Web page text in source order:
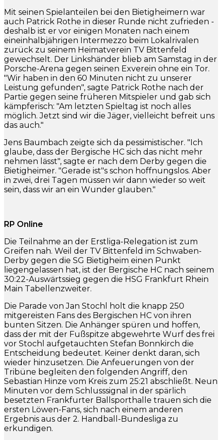
Mit seinen Spielanteilen bei den Bietigheimern war
auch Patrick Rothe in dieser Runde nicht zufrieden -
deshalb ist er vor einigen Monaten nach einem
eineinhalbjährigen Intermezzo beim Lokalrivalen
zurück zu seinem Heimatverein TV Bittenfeld
gewechselt. Der Linkshänder blieb am Samstag in der
Porsche-Arena gegen seinen Exverein ohne ein Tor.
"Wir haben in den 60 Minuten nicht zu unserer
Leistung gefunden", sagte Patrick Rothe nach der
Partie gegen seine früheren Mitspieler und gab sich
kämpferisch: "Am letzten Spieltag ist noch alles
möglich. Jetzt sind wir die Jäger, vielleicht befreit uns
das auch."
Jens Baumbach zeigte sich da pessimistischer. "Ich
glaube, dass der Bergische HC sich das nicht mehr
nehmen lässt", sagte er nach dem Derby gegen die
Bietigheimer. "Gerade ist"s schon hoffnungslos. Aber
in zwei, drei Tagen müssen wir dann wieder so weit
sein, dass wir an ein Wunder glauben."
RP Online
Die Teilnahme an der Erstliga-Relegation ist zum
Greifen nah. Weil der TV Bittenfeld im Schwaben-
Derby gegen die SG Bietigheim einen Punkt
liegengelassen hat, ist der Bergische HC nach seinem
30:22-Auswärtssieg gegen die HSG Frankfurt Rhein
Main Tabellenzweiter.
Die Parade von Jan Stochl holt die knapp 250
mitgereisten Fans des Bergischen HC von ihren
bunten Sitzen. Die Anhänger spüren und hoffen,
dass der mit der Fußspitze abgewehrte Wurf des frei
vor Stochl aufgetauchten Stefan Bonnkirch die
Entscheidung bedeutet. Keiner denkt daran, sich
wieder hinzusetzen. Die Anfeuerungen von der
Tribüne begleiten den folgenden Angriff, den
Sebastian Hinze vom Kreis zum 25:21 abschließt. Neun
Minuten vor dem Schlusssignal in der spärlich
besetzten Frankfurter Ballsporthalle trauen sich die
ersten Löwen-Fans, sich nach einem anderen
Ergebnis aus der 2. Handball-Bundesliga zu
erkundigen.